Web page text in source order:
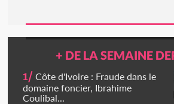
+ DE LA SEMAINE
1/ Côte d'Ivoire : Fraude dans le
domaine foncier, Ibrahime
Coulibal...